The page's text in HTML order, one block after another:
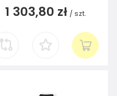
1 303,80 zł / szt.